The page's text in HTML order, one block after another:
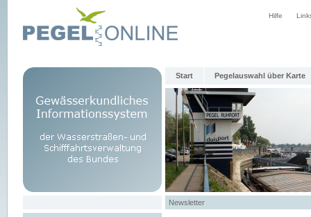
Hilfe
Start Pegelauswahl über Karte
Newsletter